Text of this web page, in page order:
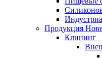
Продукция
Клининг